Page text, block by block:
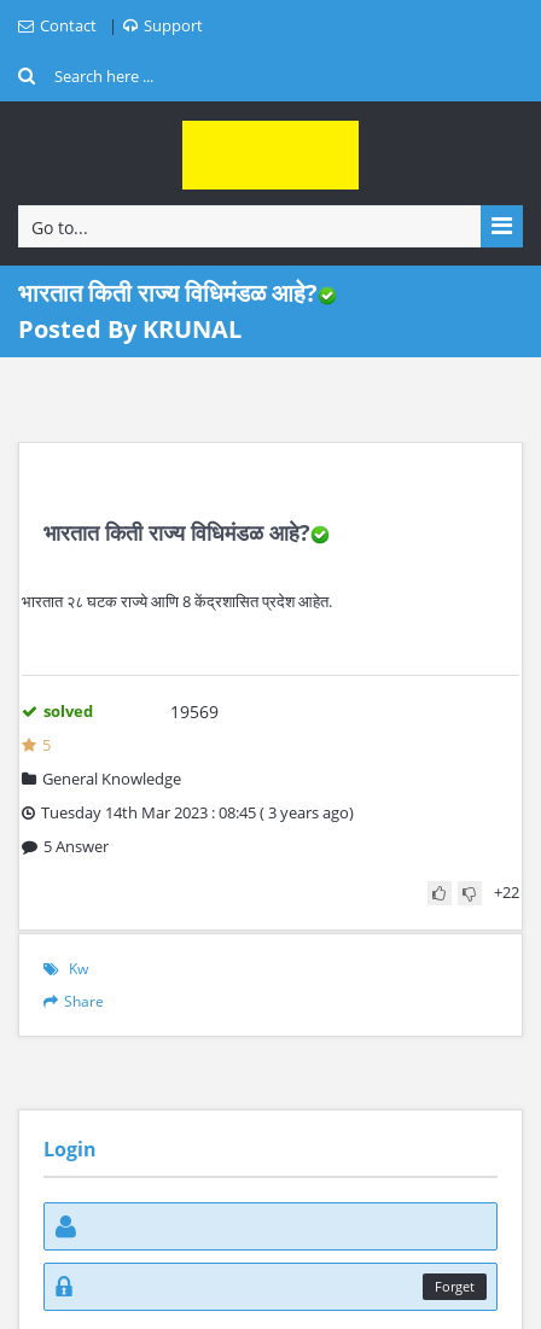
Contact Support
Go to...
भारतात किती राज्य विधिमंडळ आहे?
Posted By KRUNAL
भारतात किती राज्य विधिमंडळ आहे?
भारतात २८ घटक राज्ये आणि 8 केंद्रशासित प्रदेश आहेत.
solved
5
General Knowledge
Tuesday 14th Mar 2023 : 08:45 ( 3 years ago)
5 Answer
19569
+22
Kw
Share
Login
Forget